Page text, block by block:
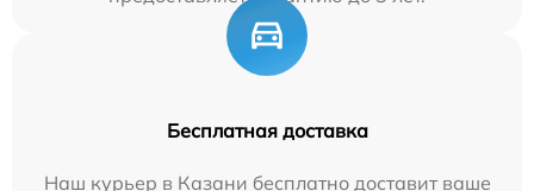
Бесплатная доставка
Наш курьер в Казани бесплатно доставит ваше